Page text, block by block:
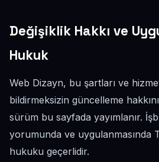
Değişiklik Hakkı ve
Hukuk
Web Dizayn, bu şartları ve
bildirmeksizin güncelleme
sürüm bu sayfada yayımlanır.
yorumunda ve uygulanmasında
hukuku geçerlidir.